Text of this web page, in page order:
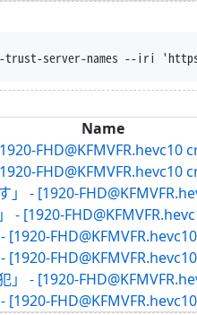
iri 'https://
Name
FHD@KFMVFR.hevc10
FHD@KFMVFR.hevc10
」 - [1920-
- [1920-
」 - [1920-